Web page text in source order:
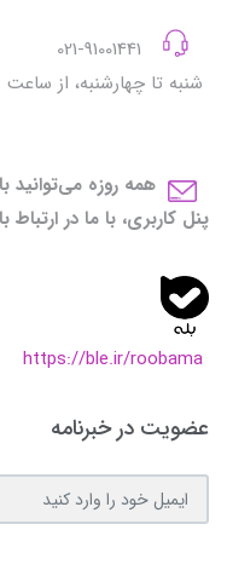
شنبه تا چهارشنبه، از ساعت 9 الی17
همه روزه
پنل کاربری، با ما در ارتباط
https://ble.ir/roobama
عضویت در خبرنامه